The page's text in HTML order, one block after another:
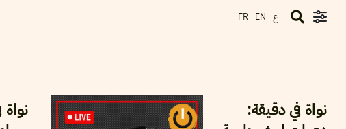
FR EN ع
نواة في دقيقة: